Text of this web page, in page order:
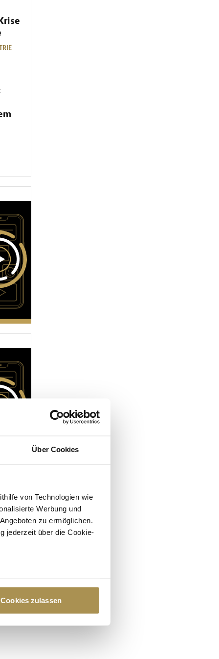
Über Cookies
von Technologien wie
Werbung und
zu ermöglichen.
jederzeit über die Cookie-
Präferenzen im
anbieten zu können
Cookies zulassen